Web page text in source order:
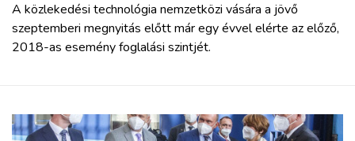
A közlekedési technológia nemzetközi vására a jövő
szeptemberi megnyitás előtt már egy évvel elérte az előző,
2018-as esemény foglalási szintjét.